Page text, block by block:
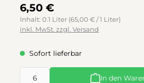
6,50 €
Inhalt: 0.1 Liter (65,00 € / 1 Liter)
inkl. MwSt. zzgl. Versand
Sofort lieferbar
Produkt Anzahl: Gib den
In den